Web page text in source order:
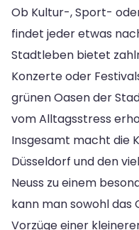
Ob Kultur-, Sport-
findet jeder etwas
Stadtleben bietet
Konzerte oder
grünen Oasen der
vom Alltagsstress
Insgesamt macht die
Düsseldorf und den
Neuss zu einem
kann man sowohl
Vorzüge einer